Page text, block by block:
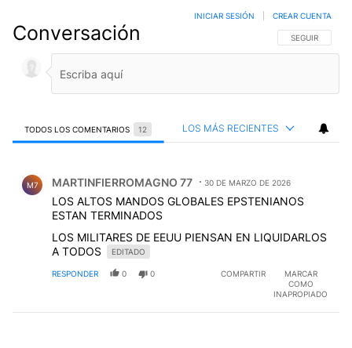
Conversación SIGA ESTA
SEGUIR
INICIAR SESIÓN CREAR CUENTA
TODOS LOS COMENTARIOS 12 LOS MÁS RECIENTES
M7 MARTINFIERROMAGNO 77 30 DE MARZO DE 2026
LOS ALTOS MANDOS GLOBALES EPSTENIANOS
ESTAN TERMINADOS
LOS MILITARES DE EEUU PIENSAN EN LIQUIDARLOS
A TODOS
EDITADO
RESPONDER 0 0 COMPARTIR
MARCAR
COMO
INAPROPIADO